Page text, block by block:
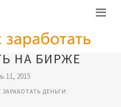
НА БИРЖЕ
11, 2015
ЗАРАБОТАТЬ ДЕНЬГИ